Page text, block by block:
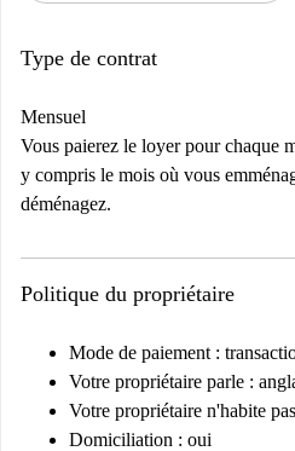
Type de contrat
Mensuel
Vous paierez le loyer pour chaque
y compris le mois où vous
déménagez.
Politique du propriétaire
Mode de paiement :
Votre propriétaire parle :
Votre propriétaire n'habite
Domiciliation : oui